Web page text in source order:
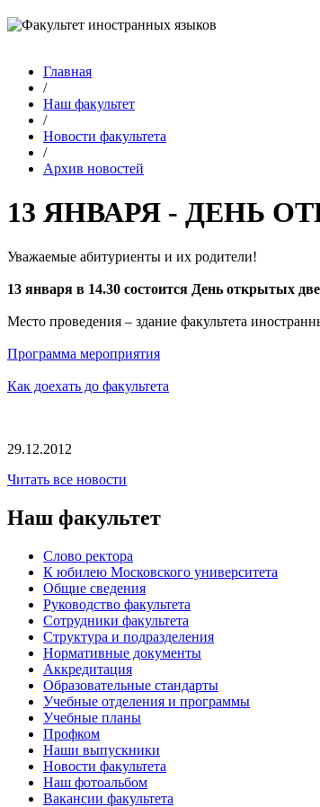
Главная
/
Наш факультет
/
Новости факультета
/
Архив новостей
13 ЯНВАРЯ - ДЕНЬ
Уважаемые абитуриенты и их родители!
13 января в 14.30 состоится День открытых
Место проведения – здание факультета
Программа мероприятия
Как доехать до факультета
29.12.2012
Читать все новости
Наш факультет
Слово ректора
К юбилею Московского университета
Общие сведения
Руководство факультета
Сотрудники факультета
Структура и подразделения
Нормативные документы
Аккредитация
Образовательные стандарты
Учебные отделения и программы
Учебные планы
Профком
Наши выпускники
Новости факультета
Наш фотоальбом
Вакансии факультета